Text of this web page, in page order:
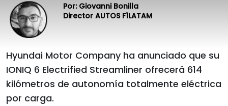
Por: Giovanni Bonilla
Director AUTOS F1LATAM
Hyundai Motor Company ha anunciado que su
IONIQ 6 Electrified Streamliner ofrecerá 614
kilómetros de autonomía totalmente eléctrica
por carga.